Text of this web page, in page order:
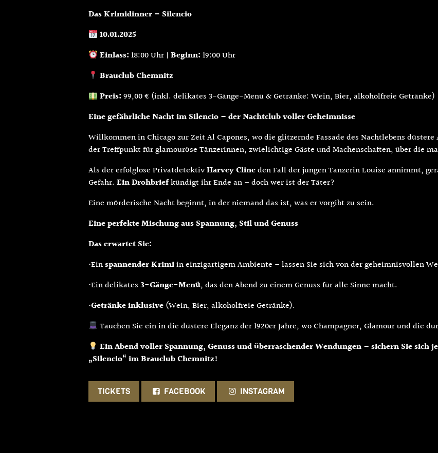
Das Krimidinner – Silencio
10.01.2025
Einlass: 18:00 Uhr |Beginn: 19:00 Uhr
Brauclub Chemnitz
Preis: 99,00 € (inkl. delikates 3-Gänge-Menü & Getränke: Wein, Bier, alkoholfreie Getränke)
Eine gefährliche Nacht im Silencio – der Nachtclub voller Geheimnisse
Willkommen in Chicago zur Zeit Al Capones, wo die glitzernde Fassade des Nachtlebens
der Treffpunkt für glamouröse Tänzerinnen, zwielichtige Gäste und Machenschaften, über die
Als der erfolglose PrivatdetektivHarvey Clineden Fall der jungen Tänzerin Louise annimmt,
Gefahr. Ein Drohbriefkündigt ihr Ende an – doch wer ist der Täter?
Eine mörderische Nacht beginnt, in der niemand das ist, was er vorgibt zu sein.
Eine perfekte Mischung aus Spannung, Stil und Genuss
Das erwartet Sie:
•Einspannender Krimiin einzigartigem Ambiente – lassen Sie sich von der geheimnisvollen
•Ein delikates 3-Gänge-Menü, das den Abend zu einem Genuss für alle Sinne macht.
•Getränke inklusive (Wein, Bier, alkoholfreie Getränke).
Tauchen Sie ein in die düstere Eleganz der 1920er Jahre, wo Champagner, Glamour und die
Ein Abend voller Spannung, Genuss und überraschender Wendungen – sichern Sie
„Silencio“ im Brauclub Chemnitz!
TICKETS FACEBOOK INSTAGRAM